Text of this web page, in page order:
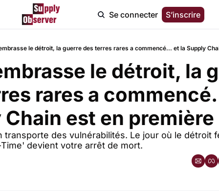
Se connecter S’inscrire
le détroit, la guerre des terres rares a commencé... et la Supply
le détroit, la
rares a
est en
transporte des vulnérabilités. Le jour où le détroit
devient votre arrêt de mort.